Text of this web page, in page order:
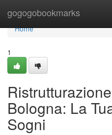
gogogobookmarks
Home
Home
1
Bologna: La
Sogni